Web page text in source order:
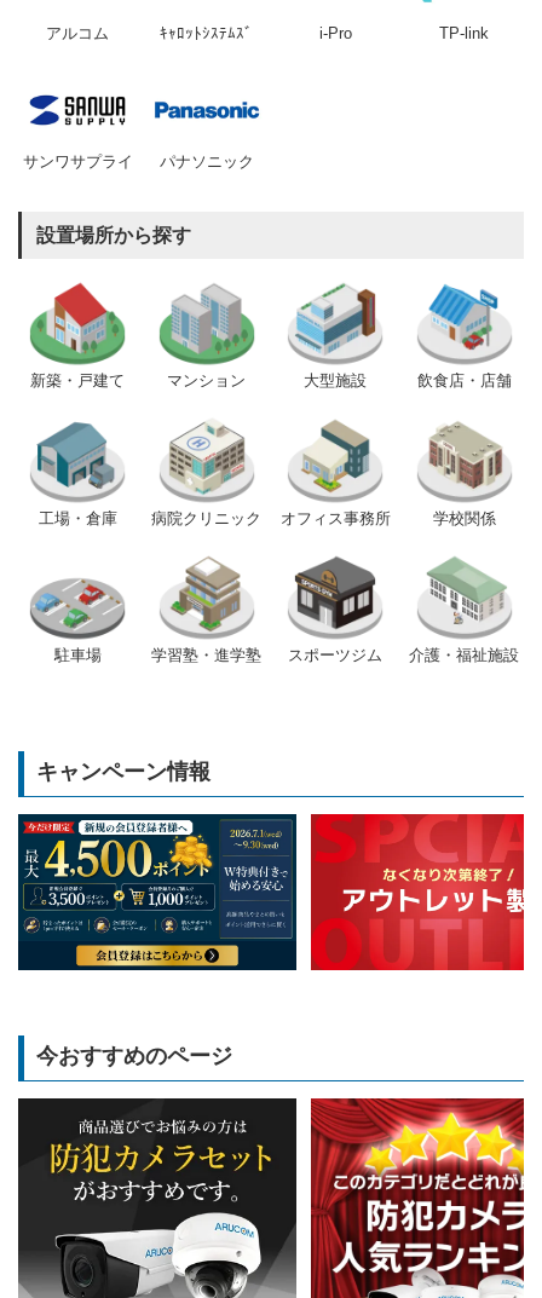
アルコム ｷｬﾛｯﾄｼｽﾃﾑｽﾞ i-Pro TP-link
サンワサプライ パナソニック
設置場所から探す
新築・戸建て マンション 大型施設 飲食店・店舗
工場・倉庫 病院クリニック オフィス事務所 学校関係
駐車場 学習塾・進学塾 スポーツジム 介護・福祉施設
キャンペーン情報
今おすすめのページ